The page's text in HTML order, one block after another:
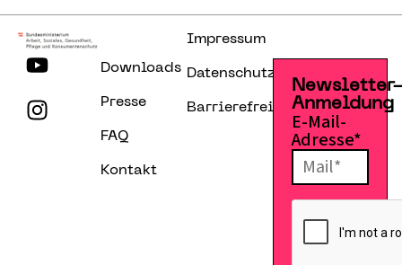
Downloads
Presse
FAQ
Kontakt
Impressum
Datenschutzerklärung
Barrierefreiheitserklärung
Anmeldung
E-Mail-
Adresse*